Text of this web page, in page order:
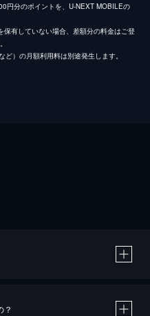
円分のポイントを、U-NEXT MOBILEの
有していない場合、差額分の料金はご登
）の月額利用料は別途発生します。
？